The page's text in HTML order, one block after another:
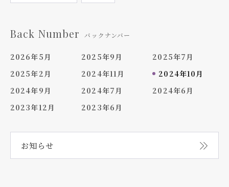
Back Number バックナンバー
2026年5月 2025年9月
2025年7月
2025年2月
2024年11月
2024年10月
2024年9月
2024年7月
2024年6月
2023年12月
2023年6月
お知らせ